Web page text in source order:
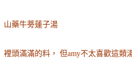
山藥牛蒡蓮子湯
裡頭滿滿的料， 但amy不太喜歡這類